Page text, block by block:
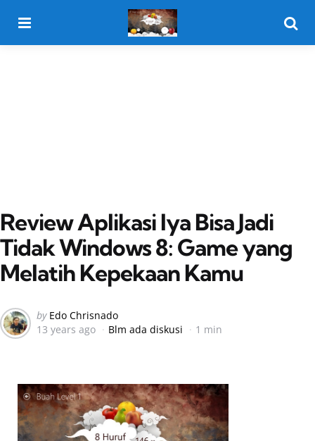
Review Aplikasi Iya Bisa Jadi
Tidak Windows 8: Game yang
Melatih Kepekaan Kamu
Posted
by
by Edo Chrisnado
13 years ago
Blm ada diskusi 1 min